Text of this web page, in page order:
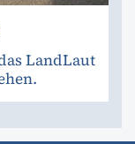
LandLaut